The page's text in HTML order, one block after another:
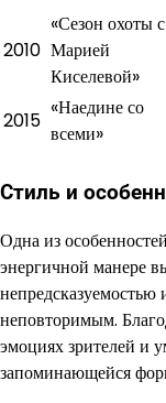
2010
«Сезон охоты с
Марией
Киселевой»
2015
«Наедине со
всеми»
Стиль и
Одна из
энергичной манере
неповторимым.
эмоциях зрителей и
запоминающейся